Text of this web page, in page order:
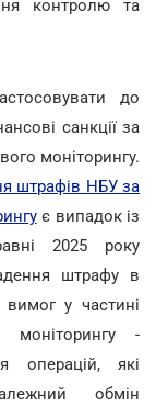
контролю та
до
санкції за
моніторингу.
штрафів НБУ за
є випадок із
2025 року
штрафу в
у частині
моніторингу -
операцій, які
обмін